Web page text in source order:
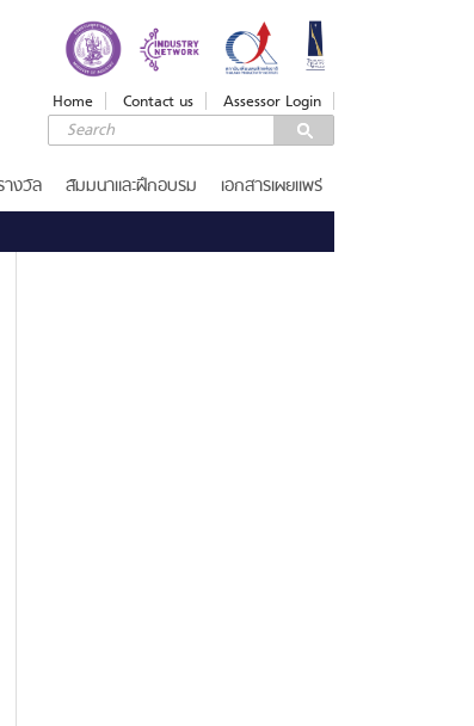
Home Contact us Assessor Login
งวัล สัมมนาและฝึกอบรม เอกสารเผยแพร่
LOGIN
Login
Username
Password